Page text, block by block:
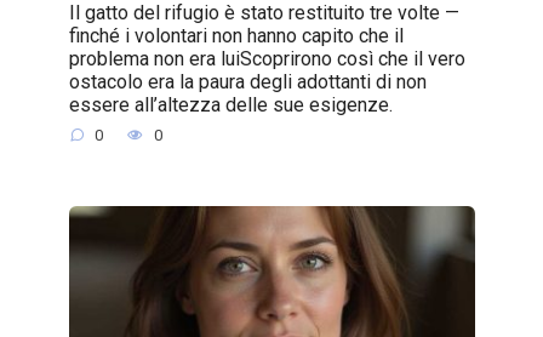
Il gatto del rifugio è stato restituito tre volte —
finché i volontari non hanno capito che il
problema non era luiScoprirono così che il vero
ostacolo era la paura degli adottanti di non
essere all’altezza delle sue esigenze.
0 0